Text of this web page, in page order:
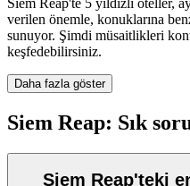
verilen önemle, konuklarına
sunuyor. Şimdi müsaitlikleri
keşfedebilirsiniz.
Daha fazla göster
Siem Reap: Sık
Siem Reap'teki